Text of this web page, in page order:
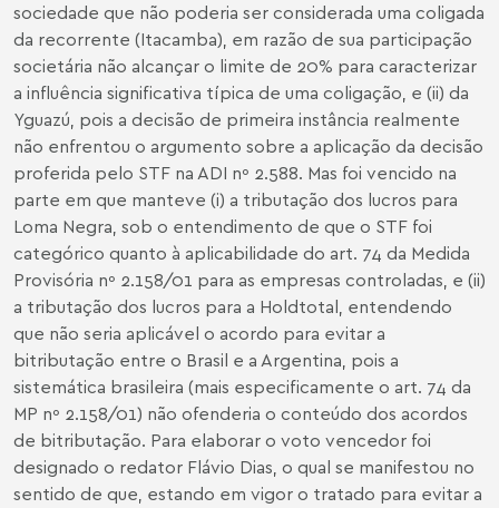
sociedade que não poderia ser considerada uma coligada
da recorrente (Itacamba), em razão de sua participação
societária não alcançar o limite de 20% para caracterizar
a influência significativa típica de uma coligação, e (ii) da
Yguazú, pois a decisão de primeira instância realmente
não enfrentou o argumento sobre a aplicação da decisão
proferida pelo STF na ADI nº 2.588. Mas foi vencido na
parte em que manteve (i) a tributação dos lucros para
Loma Negra, sob o entendimento de que o STF foi
categórico quanto à aplicabilidade do art. 74 da Medida
Provisória nº 2.158/01 para as empresas controladas, e (ii)
a tributação dos lucros para a Holdtotal, entendendo
que não seria aplicável o acordo para evitar a
bitributação entre o Brasil e a Argentina, pois a
sistemática brasileira (mais especificamente o art. 74 da
MP nº 2.158/01) não ofenderia o conteúdo dos acordos
de bitributação. Para elaborar o voto vencedor foi
designado o redator Flávio Dias, o qual se manifestou no
sentido de que, estando em vigor o tratado para evitar a